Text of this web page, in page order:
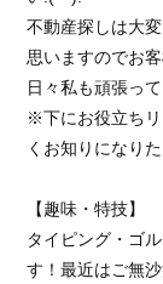
不動産探しは大
思いますのでお
日々私も頑張って
※下にお役立ち
くお知りになり
【趣味・特技】
タイピング・ゴ
す！最近はご無